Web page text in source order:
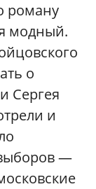
роману
модный.
о
Сергея
и
—